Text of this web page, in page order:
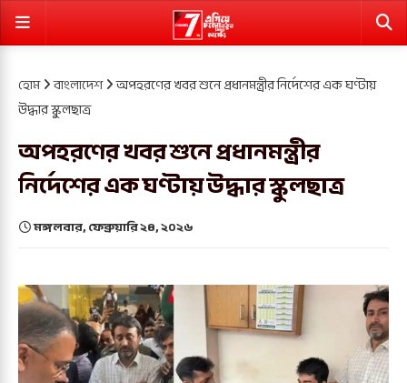
হোম বাংলাদেশ অপহরণের খবর শুনে প্রধানমন্ত্রীর নির্দেশের এক ঘণ্টায়
উদ্ধার স্কুলছাত্র
অপহরণের খবর শুনে প্রধানমন্ত্রীর
নির্দেশের এক ঘণ্টায় উদ্ধার স্কুলছাত্র
মঙ্গলবার, ফেব্রুয়ারি ২৪, ২০২৬